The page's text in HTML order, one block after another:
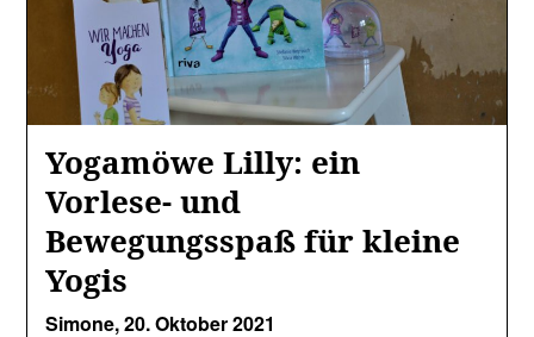
Yogamöwe Lilly: ein
Vorlese- und
Bewegungsspaß für kleine
Yogis
Simone,20. Oktober 2021